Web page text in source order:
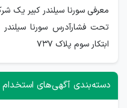
معرفی سورنا سیلندر کبیر یک
تحت فشارآدرس سورنا سیلندر
ابتکار سوم پلاک 737
دسته‌بندی آگهی‌های استخدام